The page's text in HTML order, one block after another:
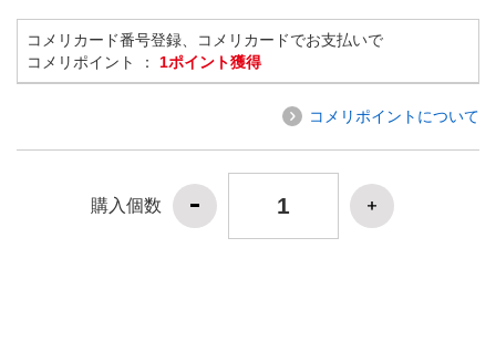
コメリカード番号登録、コメリカードでお支払いで
コメリポイント ： 1ポイント獲得
コメリポイントについて
購入個数